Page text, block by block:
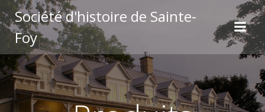
au
Société d'histoire de Sainte-
Foy